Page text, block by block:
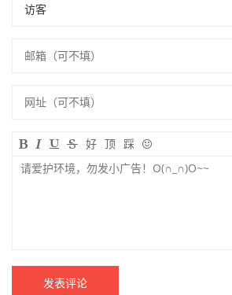
好 顶 踩